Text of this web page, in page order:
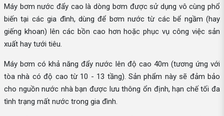
Máy bơm nước đẩy cao là dòng bơm được sử dụng vô cùng phổ
biến tại các gia đình, dùng để bơm nước từ các bể ngầm (hay
giếng khoan) lên các bồn cao hơn hoặc phục vụ công việc sản
xuất hay tưới tiêu.
Máy bơm có khả năng đẩy nước lên độ cao 40m (tương ứng với
tòa nhà có độ cao từ 10 - 13 tầng). Sản phẩm này sẽ đảm bảo
cho nguồn nước nhà bạn được lưu thông ổn định, hạn chế tối đa
tình trạng mất nước trong gia đình.